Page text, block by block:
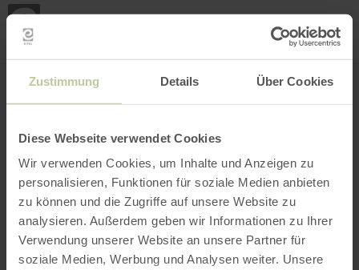
Zustimmung Details Über Cookies
Diese Webseite verwendet Cookies
Wir verwenden Cookies, um Inhalte und Anzeigen zu
personalisieren, Funktionen für soziale Medien anbieten
zu können und die Zugriffe auf unsere Website zu
analysieren. Außerdem geben wir Informationen zu Ihrer
Verwendung unserer Website an unsere Partner für
soziale Medien, Werbung und Analysen weiter. Unsere
INTERACTIEVE KAART
Mijn
Filter openen